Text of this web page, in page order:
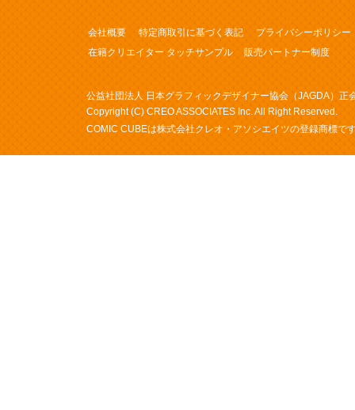
会社概要 特定商取引に基づく表記
プライバシーポリシー
在籍クリエイター タッチサンプル
販売パートナー制度
公益社団法人 日本グラフィックデザイナー協会（JAGDA）正
Copyright (C) CREO ASSOCIATES Inc. All Right Reserved.
COMIC CUBEは株式会社クレオ・アソシエイツの登録商標で